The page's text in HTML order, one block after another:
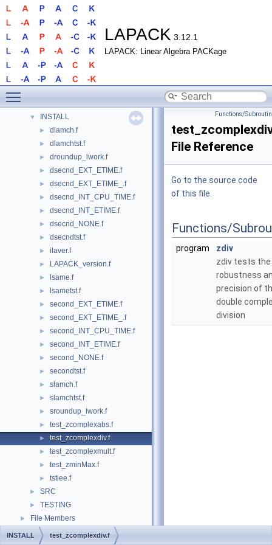
LAPACK 3.12.1
LAPACK: Linear Algebra PACKage
► Routines
► Modules
► Data Types
Files
▼ File List
BLAS
▼ INSTALL
► dlamch.f
► dlamchtst.f
► droundup_lwork.f
► dsecnd_EXT_ETIME.f
► dsecnd_EXT_ETIME_.f
► dsecnd_INT_CPU_TIME.f
► dsecnd_INT_ETIME.f
► dsecnd_NONE.f
► dsecndtst.f
► ilaver.f
► LAPACK_version.f
► lsame.f
► lsametst.f
► second_EXT_ETIME.f
► second_EXT_ETIME_.f
► second_INT_CPU_TIME.f
► second_INT_ETIME.f
► second_NONE.f
► secondtst.f
► slamch.f
► slamchtst.f
► sroundup_lwork.f
► test_zcomplexabs.f
► test_zcomplexdiv.f
► test_zcomplexmult.f
► test_zminMax.f
► tstiee.f
► SRC
► TESTING
► File Members
Functions/
File Reference
Go to the source code
of this file.
Functions/
program
zdiv
zdiv tests the
robustness
precision of
double
division
INSTALL test_zcomplexdiv.f